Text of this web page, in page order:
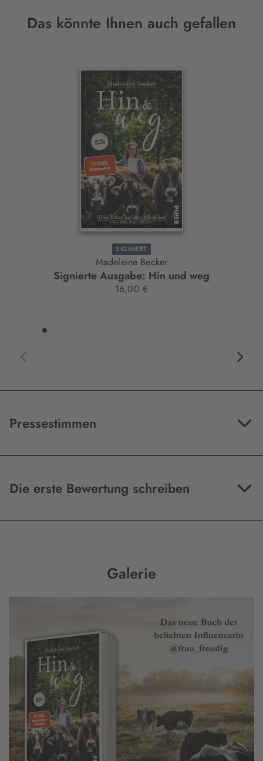
Das könnte Ihnen auch gefallen
SIGNIERT
Madeleine Becker
Signierte Ausgabe: Hin und weg
16,00 €
Pressestimmen
Die erste Bewertung schreiben
Galerie